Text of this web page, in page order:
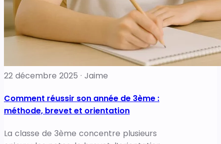
22 décembre 2025 · Jaime
Comment réussir son année de 3ème :
méthode, brevet et orientation
La classe de 3ème concentre plusieurs